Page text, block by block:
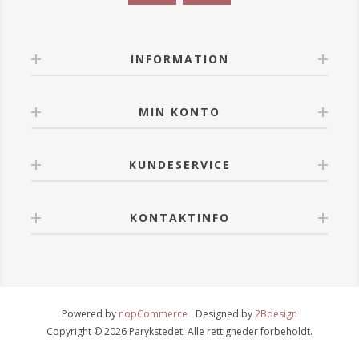
INFORMATION
MIN KONTO
KUNDESERVICE
KONTAKTINFO
Powered by nopCommerce Designed by2Bdesign
Copyright © 2026 Parykstedet. Alle rettigheder forbeholdt.